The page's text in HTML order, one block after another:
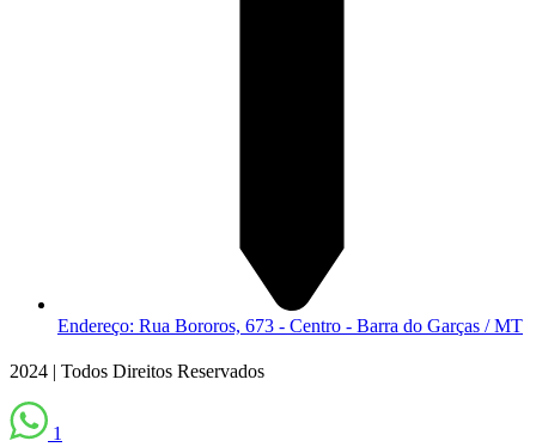
Endereço: Rua Bororos, 673 - Centro - Barra do Garças / MT
2024 | Todos Direitos Reservados
1